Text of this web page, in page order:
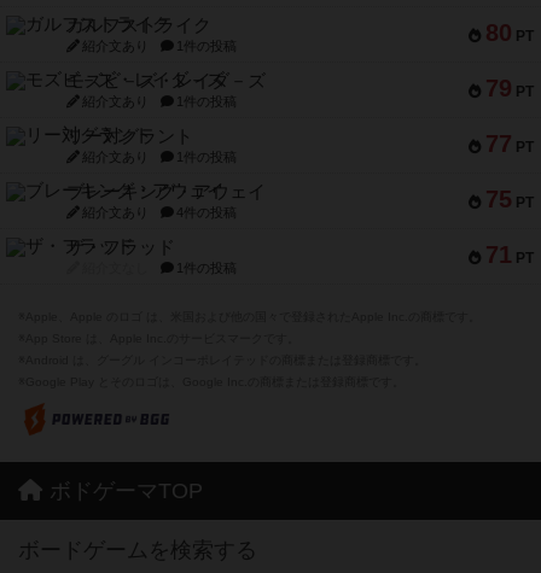
80 PT
ガルフストライク
紹介文あり 1件の投稿
79 PT
モズビ－ズ・レイダ－ズ
紹介文あり 1件の投稿
77 PT
リー対グラント
紹介文あり 1件の投稿
75 PT
ブレーキング・アウェイ
紹介文あり 4件の投稿
71 PT
ザ・フラッド
1件の投稿
ボドゲーマTOP
ボードゲームを検索する